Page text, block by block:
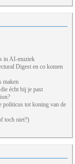
in AI-muziek
Digest en co komen
maken
écht bij je past
politicus tot koning van de
toch niet?)